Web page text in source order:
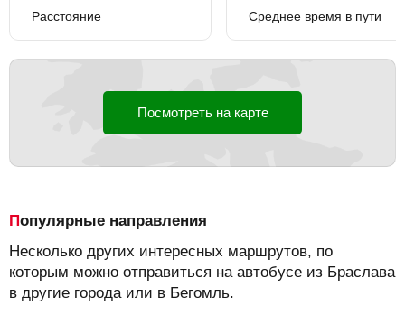
Расстояние Среднее время в пути
Посмотреть на карте
Популярные направления
Несколько других интересных маршрутов, по
которым можно отправиться на автобусе из Браслава
в другие города или в Бегомль.